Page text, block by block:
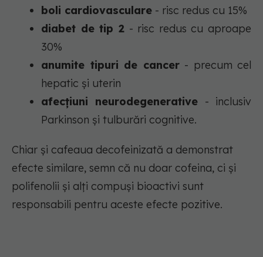
boli cardiovasculare - risc redus cu 15%
diabet de tip 2- risc redus cu aproape
30%
anumite tipuri de cancer- precum cel
hepatic și uterin
afecțiuni neurodegenerative - inclusiv
Parkinson și tulburări cognitive.
Chiar și cafeaua decofeinizată a demonstrat
efecte similare, semn că nu doar cofeina, ci și
polifenolii și alți compuși bioactivi sunt
responsabili pentru aceste efecte pozitive.